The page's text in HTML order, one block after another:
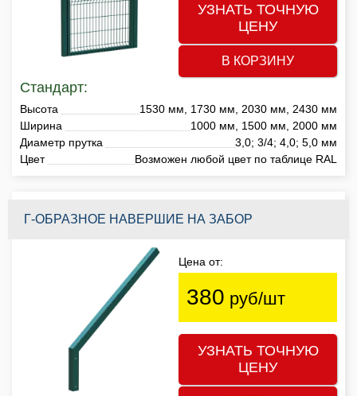
УЗНАТЬ ТОЧНУЮ
ЦЕНУ
В КОРЗИНУ
Стандарт:
Высота
1530 мм, 1730 мм, 2030 мм, 2430 мм
Ширина
1000 мм, 1500 мм, 2000 мм
Диаметр прутка
3,0; 3/4; 4,0; 5,0 мм
Цвет
Возможен любой цвет по таблице RAL
Г-ОБРАЗНОЕ НАВЕРШИЕ НА ЗАБОР
Цена от:
380 руб/шт
УЗНАТЬ ТОЧНУЮ
ЦЕНУ